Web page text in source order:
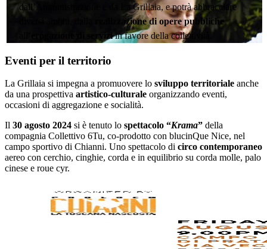
dall’Amministrazione e da La Grillaia, e potrà abbracciare
realizzazione di opere pubbliche
erogazione di serviziin favore della collettività.
Eventi per il territorio
La Grillaia si impegna a promuovere lo sviluppo territoriale anche
da una prospettiva artistico-culturale organizzando eventi,
occasioni di aggregazione e socialità.
Il 30 agosto 2024 si è tenuto lo spettacolo “Krama” della
compagnia Collettivo 6Tu, co-prodotto con blucinQue Nice, nel
campo sportivo di Chianni. Uno spettacolo di circo contemporaneo
aereo con cerchio, cinghie, corda e in equilibrio su corda molle, palo
cinese e roue cyr.